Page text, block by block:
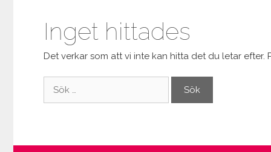
Inget hittades
Det verkar som att vi inte kan hitta det du letar efter.
efter: